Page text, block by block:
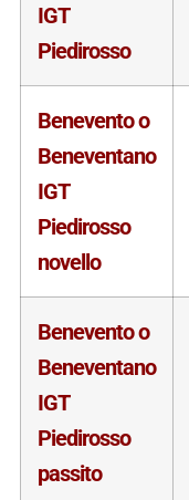
IGT
Piedirosso
Benevento o
Beneventano
IGT
Piedirosso
novello
Benevento o
Beneventano
IGT
Piedirosso
passito